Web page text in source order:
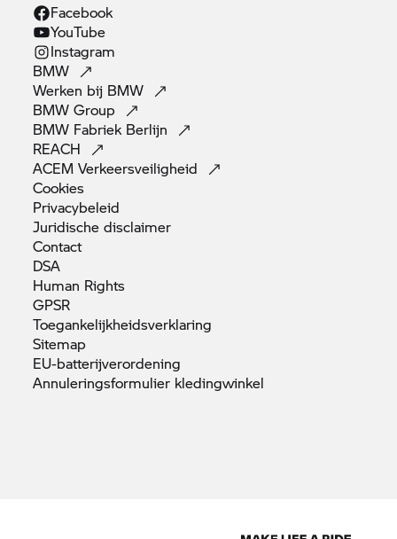
Facebook
YouTube
Instagram
BMW
Werken bij BMW
BMWGroup
BMW Fabriek Berlijn
REACH
ACEMVerkeersveiligheid
Cookies
Privacybeleid
Juridischedisclaimer
Contact
DSA
Human Rights
GPSR
Toegankelijkheidsverklaring
Sitemap
EU-batterijverordening
Annuleringsformulier kledingwinkel